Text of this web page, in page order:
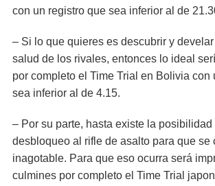
con un registro que sea inferior al de
– Si lo que quieres es descubrir y
salud de los rivales, entonces lo ideal
por completo el Time Trial en Bolivia con
sea inferior al de 4.15.
– Por su parte, hasta existe la posibilidad
desbloqueo al rifle de asalto para que se
inagotable. Para que eso ocurra será
culmines por completo el Time Trial